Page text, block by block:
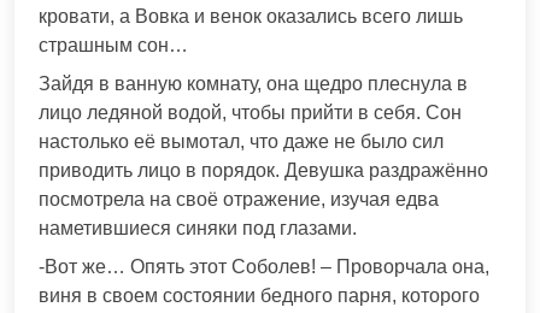
кровати, а Вовка и венок оказались всего лишь
страшным сон…
Зайдя в ванную комнату, она щедро плеснула в
лицо ледяной водой, чтобы прийти в себя. Сон
настолько её вымотал, что даже не было сил
приводить лицо в порядок. Девушка раздражённо
посмотрела на своё отражение, изучая едва
наметившиеся синяки под глазами.
-Вот же… Опять этот Соболев! – Проворчала она,
виня в своем состоянии бедного парня, которого